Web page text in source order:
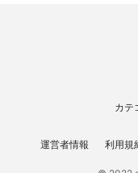
カテ
運営者情報 利用規